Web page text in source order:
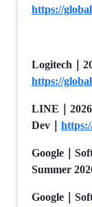
https://
Logitech｜
https://
LINE
Dev｜
Google｜
Summer
Google｜